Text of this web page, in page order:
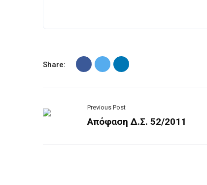
Share:
Previous Post
Απόφαση Δ.Σ. 52/2011